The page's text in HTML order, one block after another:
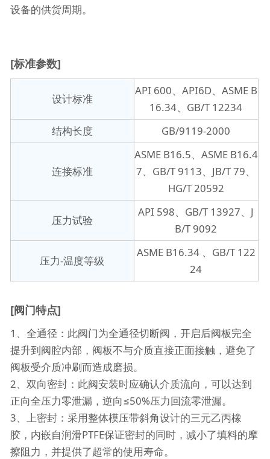
设备的供货周期。
[标准参数]
设计标准
API 600、API6D、ASME B
16.34、GB/T 12234
结构长度
GB/9119-2000
连接标准
ASME B16.5、ASME B16.4
7、GB/T 9113、JB/T 79、
HG/T 20592
压力试验
API 598、GB/T 13927、J
B/T 9092
压力-温度等级
ASME B16.34 、GB/T 122
24
[阀门特点]
1、全通径：此阀门为全通径切断阀，开启后阀板完全
提升到阀腔内部，阀板不与介质直接正面接触，避免了
阀板受介质冲刷而造成磨损。
2、双向密封：此阀安装时应确认介质流向，可以达到
正向全压力零泄漏，逆向≤50%压力回流零泄漏。
3、上密封：采用整体模压带斜角设计的三元乙丙橡
胶，内嵌自润滑PTFE保证密封的同时，减小了填料的摩
擦阻力，并提供了超常的使用寿命。